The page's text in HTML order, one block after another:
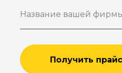
Получить прайс